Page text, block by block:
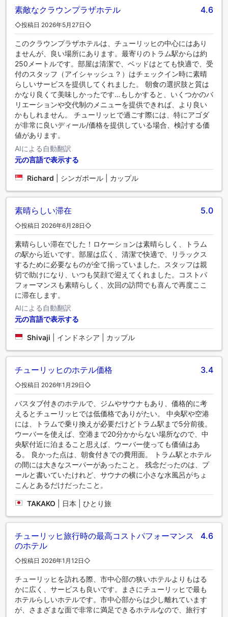
素敵なクラウンプラザホテル 4.6
◇投稿日 2026年5月27日◇
このクラウンプラザホテルは、チューリッヒの中心にはあり
ませんが、良い場所にあります。最寄りのトラム駅からは約
250メートルです。部屋は清潔で、ベッドはとても快適で、受
付のスタッフ（アイシャッシュ？）はチェックイン時に素晴
らしいサービスを提供してくれました。 朝食の選択肢と質は
かなり良くて美味しかったです…もしかすると、いくつかのバ
リエーションや交代制のメニューを提供できれば、より良い
かもしれません。 チューリッヒで過ごす際には、特にアゴダ
が非常に良いディール/価格を提供している場合、検討する価
値があります。
AIによる自動翻訳
元の言語で表示する
Richard シンガポール | カップル
素晴らしい滞在 5.0
◇投稿日 2026年6月28日◇
素晴らしい滞在でした！ロケーションは素晴らしく、トラム
の駅から近いです。部屋は広く、清潔で快適で、リラックス
するために必要なものが全て揃っていました。スタッフは親
切で助けになり、いつも笑顔で迎えてくれました。コストパ
フォーマンスも素晴らしく、次回の訪問でも喜んで再度ここ
に滞在します。
AIによる自動翻訳
元の言語で表示する
Shivaji インドネシア | カップル
チューリッヒのホテル価格 3.4
◇投稿日 2026年1月29日◇
バスタブ付きのホテルで、ジムやサウナもあり、価格的に考
えるとチューリッヒでは低価格でありがたい。 中央駅や空港
には、トラムで乗り換えが必要だけどトラム駅まで5分前後。
ウーバーを使えば、空港まで20分かからない場所なので、中
央駅付近に泊まること思えば、ウーバー使っても価値はあ
る。 良かった点は、朝食付きでの費用面。 トラム駅とホテル
の間には大きなスーパーがあったこと。 残念だったのは、プ
ールと書いていたけれど、サウナの横に小さな水風呂がちょ
こんとあるだけだったこと。
TAKAKO 日本 | ひとり旅
チューリッヒ旅行時の最高コストパフォーマンス
のホテル
4.6
◇投稿日 2026年1月12日◇
チューリッヒを訪れる際、市中心部の狭いホテルよりもはる
かに広く、サービスも良いです。まさにチューリッヒで最も
ホテルらしいホテルです。市中心部からは少し離れています
が、さまざまな面で非常に満足できるホテルなので、旅行す